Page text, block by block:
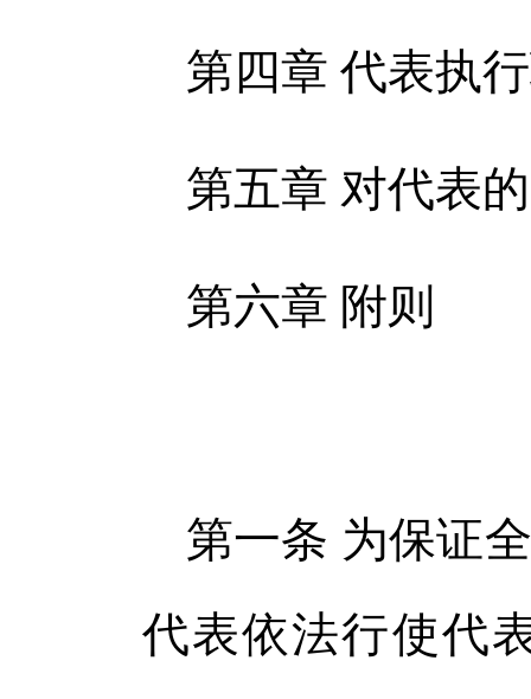
第四章 代表执
第五章 对代表
第六章 附则
第一条 为保证
代表依法行使代